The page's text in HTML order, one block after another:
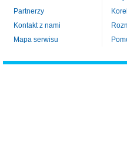
Partnerzy
Kontakt z nami
Mapa serwisu